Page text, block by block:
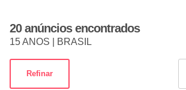
20 anúncios encontrados
15 ANOS | BRASIL
Refinar